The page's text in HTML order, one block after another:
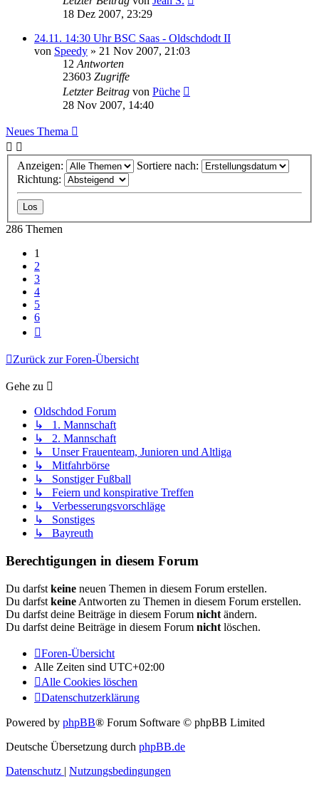
18 Dez 2007, 23:29
24.11. 14:30 Uhr BSC Saas - Oldschdodt II
von Speedy » 21 Nov 2007, 21:03
12 Antworten
23603 Zugriffe
Letzter Beitrag von Püche
28 Nov 2007, 14:40
Neues Thema
Anzeigen:
Sortiere nach:
Richtung:
286 Themen
1
2
3
4
5
6
Zurück zur Foren-Übersicht
Gehe zu
Oldschdod Forum
↳ 1. Mannschaft
↳ 2. Mannschaft
↳ Unser Frauenteam, Junioren und Altliga
↳ Mitfahrbörse
↳ Sonstiger Fußball
↳ Feiern und konspirative Treffen
↳ Verbesserungsvorschläge
↳ Sonstiges
↳ Bayreuth
Berechtigungen in diesem Forum
Du darfst keine neuen Themen in diesem Forum erstellen.
Du darfst keine Antworten zu Themen in diesem Forum erstellen.
Du darfst deine Beiträge in diesem Forum nicht ändern.
Du darfst deine Beiträge in diesem Forum nicht löschen.
Foren-Übersicht
Alle Zeiten sind UTC+02:00
Alle Cookies löschen
Datenschutzerklärung
Powered by phpBB® Forum Software © phpBB Limited
Deutsche Übersetzung durch phpBB.de
Datenschutz | Nutzungsbedingungen